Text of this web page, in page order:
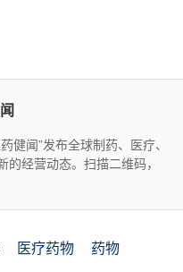
健闻”发布全球制药、医疗、
的经营动态。扫描二维码，
医疗药物
药物